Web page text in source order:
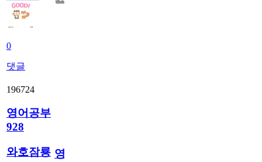
0
댓글
196724
영어공부
928
와호잠룡 영